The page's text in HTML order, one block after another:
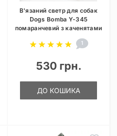
В'язаний светр для собак
Dogs Bomba Y-345
помаранчевий з каченятами
1
530 грн.
ДО КОШИКА